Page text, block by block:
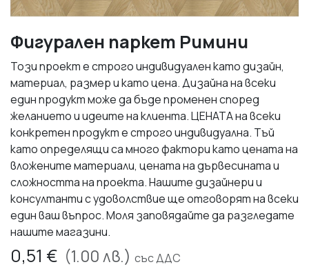
Фигурален паркет Римини
Този проект е строго индивидуален като дизайн,
материал, размер и като цена. Дизайна на всеки
един продукт може да бъде променен според
желанието и идеите на клиента. ЦЕНАТА на всеки
конкретен продукт е строго индивидуална. Тъй
като определящи са много фактори като цената на
вложените материали, цената на дървесината и
сложността на проекта. Нашите дизайнери и
консултанти с удоволствие ще отговорят на всеки
един ваш въпрос. Моля заповядайте да разгледате
нашите магазини.
0,51 € (1.00лв.) със ДДС